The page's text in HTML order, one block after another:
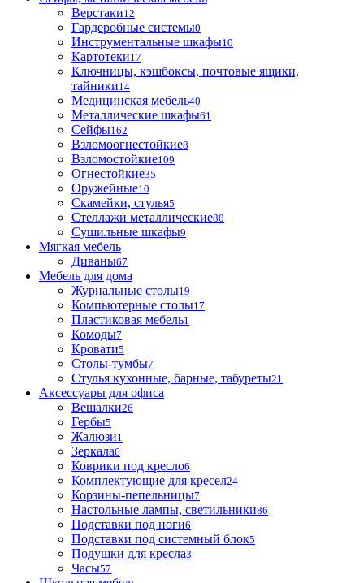
Верстаки12
Гардеробные системы0
Инструментальные шкафы10
Картотеки17
Ключницы, кэшбоксы, почтовые ящики,
тайники14
Медицинская мебель40
Металлические шкафы61
Сейфы162
Взломоогнестойкие8
Взломостойкие109
Огнестойкие35
Оружейные10
Скамейки, стулья5
Стеллажи металлические80
Сушильные шкафы9
Мягкая мебель
Диваны67
Мебель для дома
Журнальные столы19
Компьютерные столы17
Пластиковая мебель1
Комоды7
Кровати5
Столы-тумбы7
Стулья кухонные, барные, табуреты21
Аксессуары для офиса
Вешалки26
Гербы5
Жалюзи1
Зеркала6
Коврики под кресло6
Комплектующие для кресел24
Корзины-пепельницы7
Настольные лампы, светильники86
Подставки под ноги6
Подставки под системный блок5
Подушки для кресла3
Часы57